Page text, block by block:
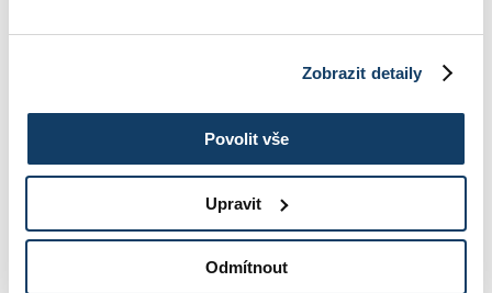
Zobrazit detaily
Povolit vše
Upravit
Odmítnout